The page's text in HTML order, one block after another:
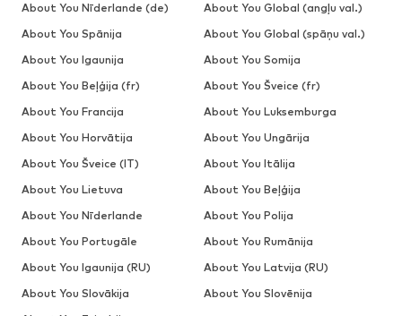
About You Nīderlande (de)
About You Global (angļu val.)
About You Spānija
About You Global (spāņu val.)
About You Igaunija
About You Somija
About You Beļģija (fr)
About You Šveice (fr)
About You Francija
About You Luksemburga
About You Horvātija
About You Ungārija
About You Šveice (IT)
About You Itālija
About You Lietuva
About You Beļģija
About You Nīderlande
About You Polija
About You Portugāle
About You Rumānija
About You Igaunija (RU)
About You Latvija (RU)
About You Slovākija
About You Slovēnija